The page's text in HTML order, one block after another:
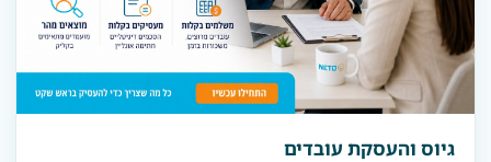
גיוס והעסקת עובדים